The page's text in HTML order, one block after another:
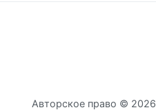
Авторское право © 2026